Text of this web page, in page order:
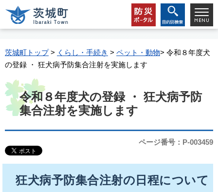
茨城町トップ> くらし・手続き > ペット・動物> 令和８年度犬
の登録 ・ 狂犬病予防集合注射を実施します
令和８年度犬の登録 ・ 狂犬病予防
集合注射を実施します
ページ番号：P-003459
狂犬病予防集合注射の日程について